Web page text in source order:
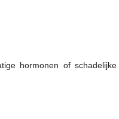
hormonen of